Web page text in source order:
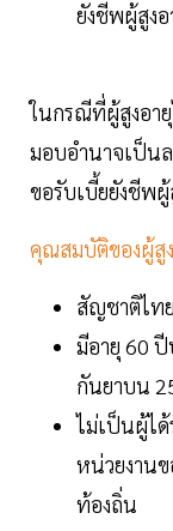
ยังชีพผู้สูง
ในกรณีที่ผู้สูงอายุ
มอบอำนาจเป็น
ขอรับเบี้ยยังชีพ
คุณสมบัติของผู้สู
สัญชาติไทย
มีอายุ 60
กันยาบน
ไม่เป็นผู้ไ
หน่วยงานข
ท้องถิ่น